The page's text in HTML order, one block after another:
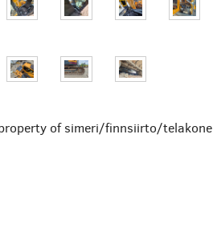
of simeri/finnsiirto/telakone